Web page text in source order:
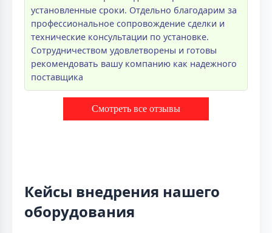
установленные сроки. Отдельно благодарим за
профессиональное сопровождение сделки и
технические консультации по установке.
Сотрудничеством удовлетворены и готовы
рекомендовать вашу компанию как надежного
поставщика
Смотреть все отзывы
Кейсы внедрения нашего
оборудования